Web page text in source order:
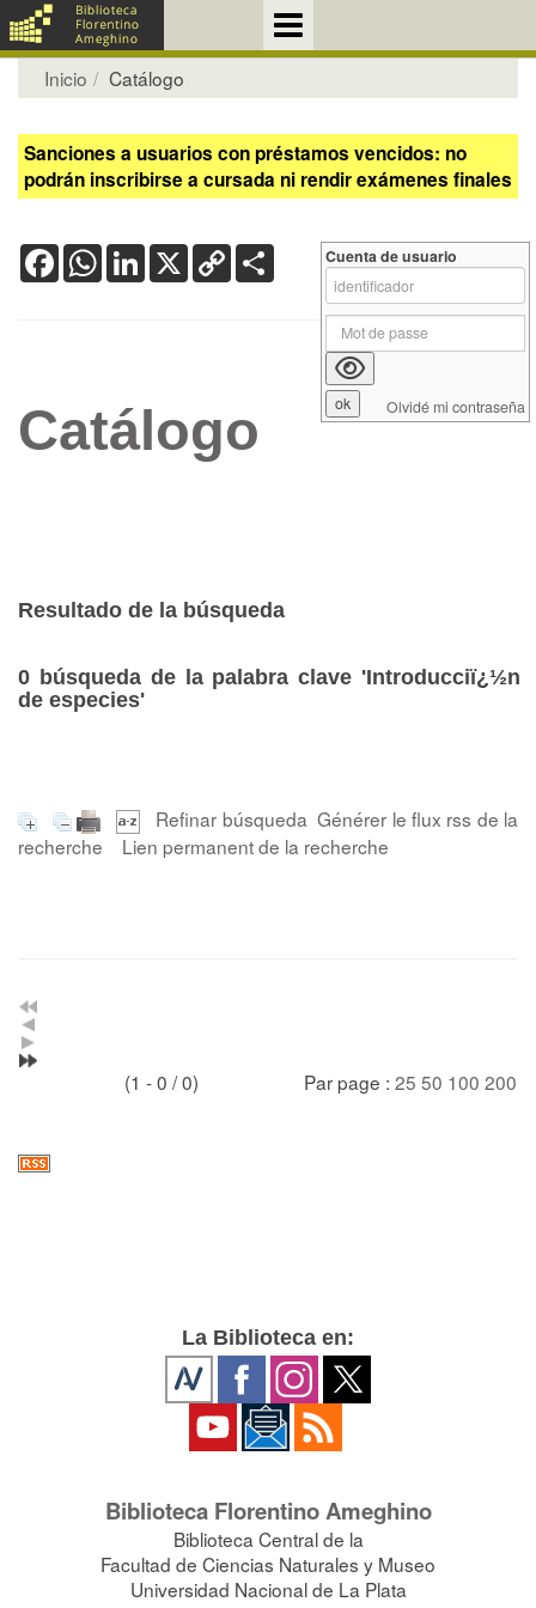
Inicio Catálogo
Sanciones a usuarios con préstamos vencidos: no
podrán inscribirse a cursada ni rendir exámenes finales
FacebookWhatsApp
LinkedIn
X Copy
Link
Catálogo
Resultado de la búsqueda
0 búsqueda de la palabra clave 'Introducciï¿½n
de especies'
Refinar búsqueda Générer le flux rss de la
recherche
Lien permanent de la recherche
(1 - 0 / 0) Par page : 25 50 100 200
Cuenta de usuario
Olvidé mi contraseña
La Biblioteca en:
Biblioteca Florentino Ameghino
Biblioteca Central de la
Facultad de Ciencias Naturales y Museo
Universidad Nacional de La Plata